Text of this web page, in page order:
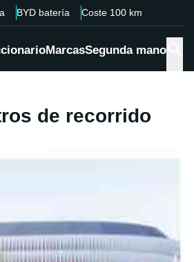
BYD batería Coste 100 km
MarcasSegunda mano
de recorrido